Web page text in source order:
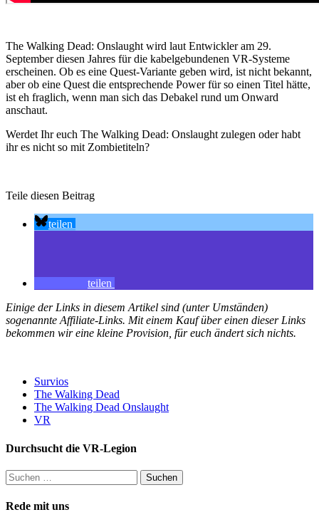
The Walking Dead: Onslaught wird laut Entwickler am 29.
September diesen Jahres für die kabelgebundenen VR-Systeme
erscheinen. Ob es eine Quest-Variante geben wird, ist nicht bekannt,
aber ob eine Quest die entsprechende Power für so einen Titel hätte,
ist eh fraglich, wenn man sich das Debakel rund um Onward
anschaut.
Werdet Ihr euch The Walking Dead: Onslaught zulegen oder habt
ihr es nicht so mit Zombietiteln?
Teile diesen Beitrag
teilen
teilen
Einige der Links in diesem Artikel sind (unter Umständen)
sogenannte Affiliate-Links. Mit einem Kauf über einen dieser Links
bekommen wir eine kleine Provision, für euch ändert sich nichts.
Survios
The Walking Dead
The Walking Dead Onslaught
VR
Durchsucht die VR-Legion
Suchen
nach:
Rede mit uns